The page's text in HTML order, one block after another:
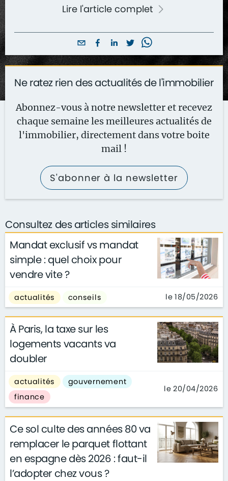
Lire l'article complet
Ne ratez rien des actualités de l'immobilier
Abonnez-vous à notre newsletter et recevez
chaque semaine les meilleures actualités de
l'immobilier, directement dans votre boite
mail !
S'abonner à la newsletter
Consultez des articles similaires
Mandat exclusif vs mandat
simple : quel choix pour
vendre vite ?
actualités conseils le 18/05/2026
À Paris, la taxe sur les
logements vacants va
doubler
actualités
gouvernement
finance
le 20/04/2026
Ce sol culte des années 80 va
remplacer le parquet flottant
en espagne dès 2026 : faut-il
l’adopter chez vous ?